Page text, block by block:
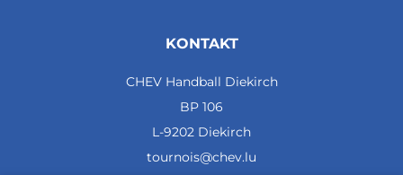
KONTAKT
CHEV Handball Diekirch
BP 106
L-9202 Diekirch
tournois@chev.lu